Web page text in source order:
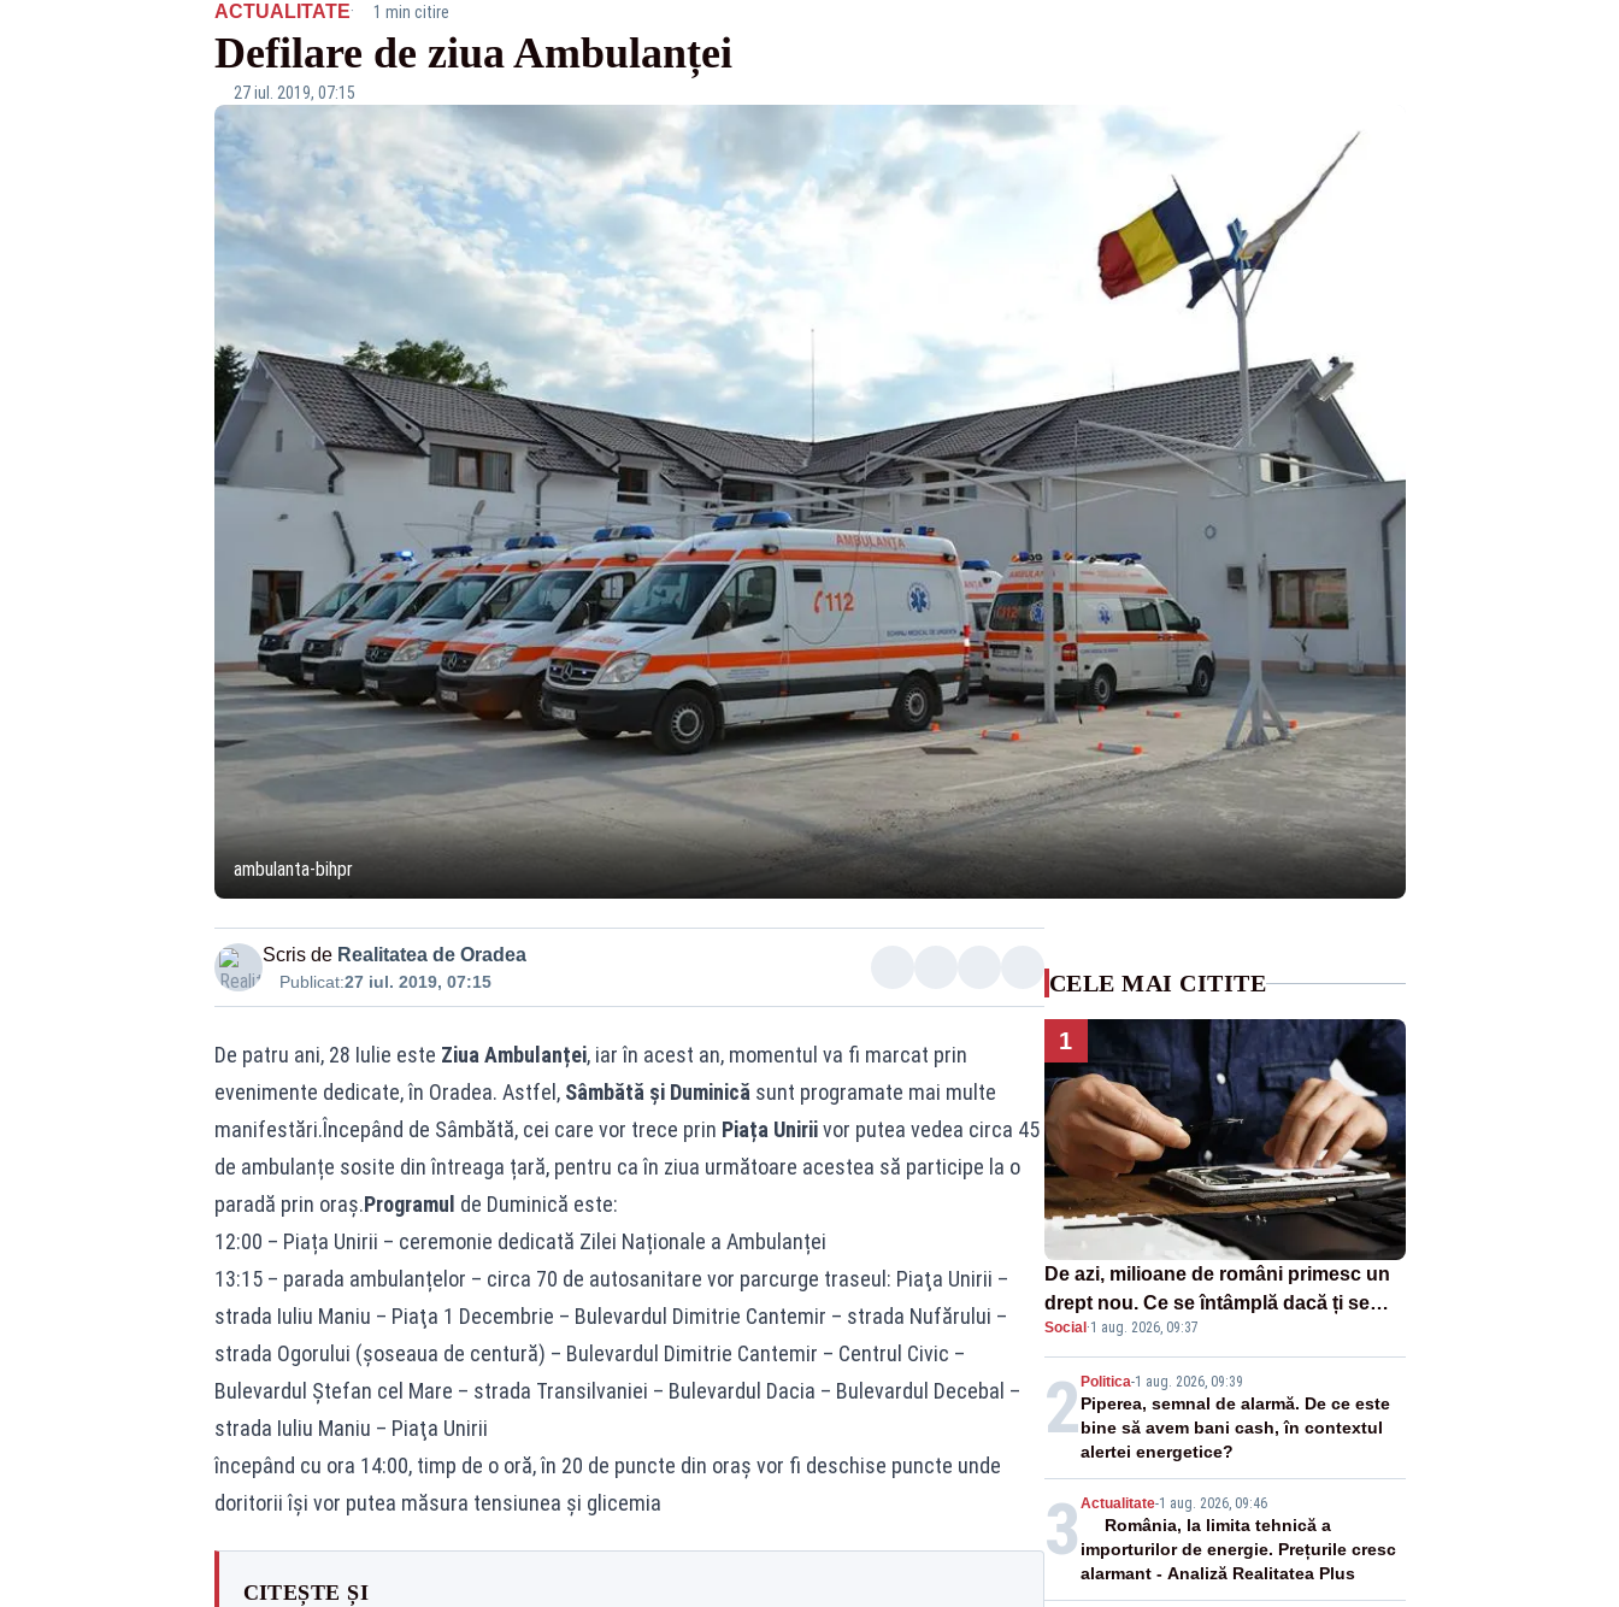
ACTUALITATE· 1 min citire
Defilare de ziua Ambulanței
27 iul. 2019, 07:15
ambulanta-bihpr
Scris de Realitatea de Oradea
Publicat:27 iul. 2019, 07:15
De patru ani, 28 Iulie este Ziua Ambulanței, iar în acest an, momentul va fi marcat prin
evenimente dedicate, în Oradea. Astfel, Sâmbătă și Duminicăsunt programate mai multe
manifestări.Începând de Sâmbătă, cei care vor trece prin Piața Uniriivor putea vedea circa 45
de ambulanțe sosite din întreaga țară, pentru ca în ziua următoare acestea să participe la o
paradă prin oraș.Programul de Duminică este:
12:00 – Piața Unirii – ceremonie dedicată Zilei Naționale a Ambulanței
13:15 – parada ambulanțelor – circa 70 de autosanitare vor parcurge traseul: Piaţa Unirii –
strada Iuliu Maniu – Piaţa 1 Decembrie – Bulevardul Dimitrie Cantemir – strada Nufărului –
strada Ogorului (şoseaua de centură) – Bulevardul Dimitrie Cantemir – Centrul Civic –
Bulevardul Ştefan cel Mare – strada Transilvaniei – Bulevardul Dacia – Bulevardul Decebal –
strada Iuliu Maniu – Piaţa Unirii
începând cu ora 14:00, timp de o oră, în 20 de puncte din oraș vor fi deschise puncte unde
doritorii își vor putea măsura tensiunea și glicemia
CITEȘTE ȘI
CELE MAI CITITE
1
De azi, milioane de români primesc un
drept nou. Ce se întâmplă dacă ți se
strică un produs
Social ·1 aug. 2026, 09:37
2 Politica-1 aug. 2026, 09:39
Piperea, semnal de alarmă. De ce este
bine să avem bani cash, în contextul
alertei energetice?
3 Actualitate-1 aug. 2026, 09:46
România, la limita tehnică a
importurilor de energie. Prețurile cresc
alarmant - Analiză Realitatea Plus